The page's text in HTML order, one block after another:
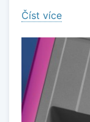
Číst více